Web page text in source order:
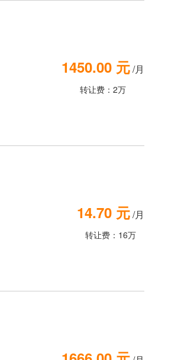
1450.00 元/月
转让费：2万
14.70 元/月
转让费：16万